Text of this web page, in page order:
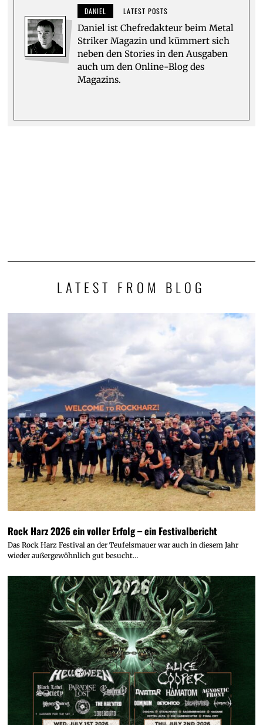
DANIEL LATEST POSTS
Daniel ist Chefredakteur beim Metal
Striker Magazin und kümmert sich
neben den Stories in den Ausgaben
auch um den Online-Blog des
Magazins.
LATEST FROM BLOG
Rock Harz 2026 ein voller Erfolg – ein Festivalbericht
Das Rock Harz Festival an der Teufelsmauer war auch in diesem Jahr
wieder außergewöhnlich gut besucht…